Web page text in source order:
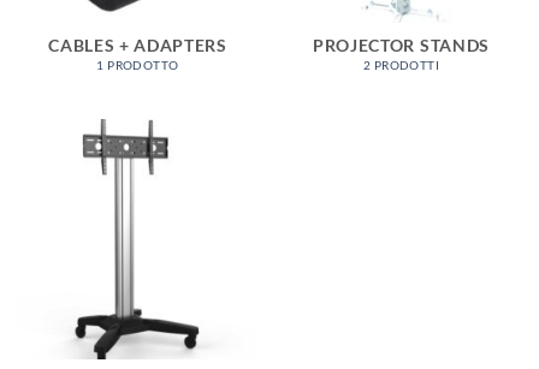
CABLES + ADAPTERS
1 PRODOTTO
PROJECTOR STANDS
2 PRODOTTI